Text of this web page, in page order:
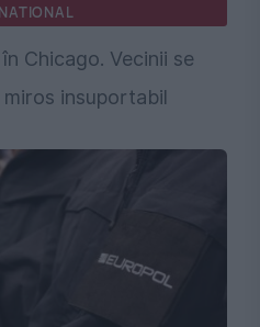
Chicago. Vecinii se
insuportabil